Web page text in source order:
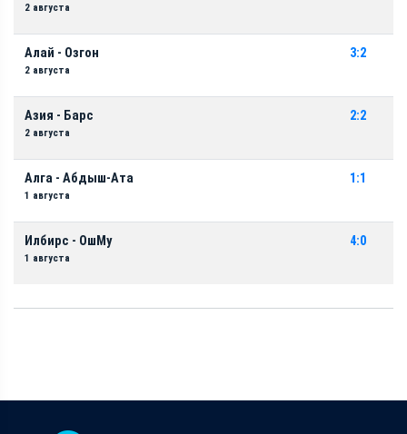
2 августа
Алай - Озгон
2 августа
3:2
Азия - Барс
2 августа
2:2
Алга - Абдыш-Ата
1 августа
1:1
Илбирс - ОшМу
1 августа
4:0